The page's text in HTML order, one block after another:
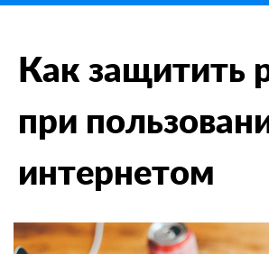
Как защитить ребенка при пользовании
Как защитить
при
интернетом